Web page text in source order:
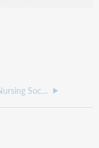
Oncology Nursing Society